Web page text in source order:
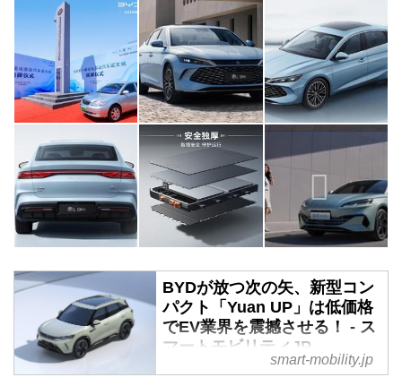
BYDが放つ次の矢、新型コン
パクト「Yuan UP」は低価格
でEV業界を震撼させる！ - ス
マートモビリティJP
2023年10月〜12月のEV販売台数
smart-mobility.jp